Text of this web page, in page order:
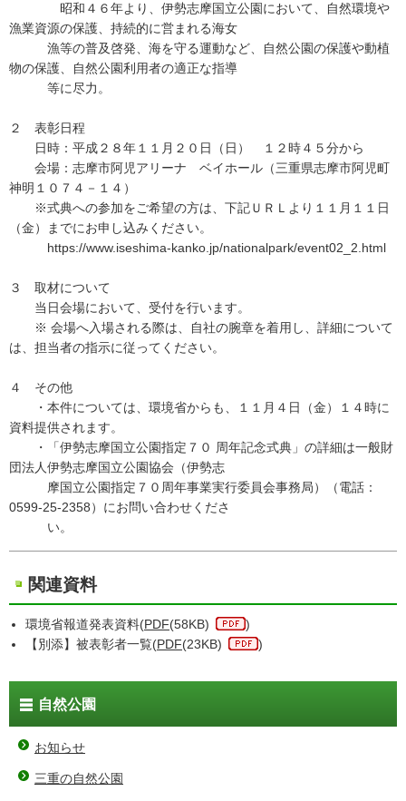
昭和４６年より、伊勢志摩国立公園において、自然環境や
漁業資源の保護、持続的に営まれる海女
漁等の普及啓発、海を守る運動など、自然公園の保護や動植
物の保護、自然公園利用者の適正な指導
等に尽力。
２ 表彰日程
日時：平成２８年１１月２０日（日） １２時４５分から
会場：志摩市阿児アリーナ ベイホール（三重県志摩市阿児町
神明１０７４－１４）
※式典への参加をご希望の方は、下記ＵＲＬより１１月１１日
（金）までにお申し込みください。
https://www.iseshima-kanko.jp/nationalpark/event02_2.html
３ 取材について
当日会場において、受付を行います。
※ 会場へ入場される際は、自社の腕章を着用し、詳細について
は、担当者の指示に従ってください。
４ その他
・本件については、環境省からも、１１月４日（金）１４時に
資料提供されます。
・「伊勢志摩国立公園指定７０ 周年記念式典」の詳細は一般財
団法人伊勢志摩国立公園協会（伊勢志
摩国立公園指定７０周年事業実行委員会事務局）（電話：
0599-25-2358）にお問い合わせくださ
い。
関連資料
環境省報道発表資料(PDF(58KB)
)
【別添】被表彰者一覧(PDF(23KB) )
自然公園
お知らせ
三重の自然公園